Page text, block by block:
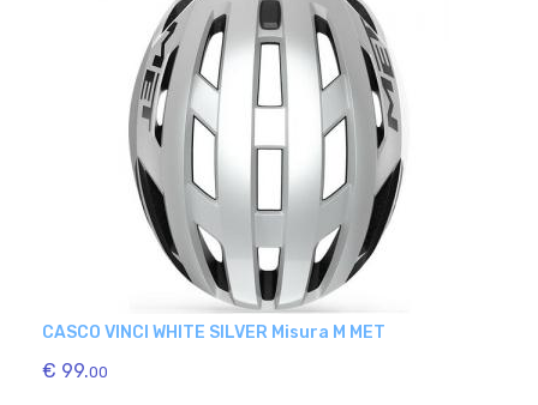
CASCO VINCI WHITE SILVER Misura M MET
€ 99.00